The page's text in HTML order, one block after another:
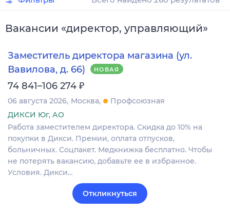
Вакансии «директор, управляющий»
Заместитель директора магазина (ул.
Вавилова, д. 66)
НОВАЯ
74 841–106 274 ₽
06 августа 2026 Москва
Профсоюзная
ДИКСИ Юг, АО
Работа заместителем директора. Скидка до 10% на
покупки в Дикси. Премии, оплата отпусков,
больничных. Соцпакет. Медкнижка бесплатно. Чтобы
не потерять вакансию, добавьте ее в избранное.
Условия. Дикси…
Откликнуться